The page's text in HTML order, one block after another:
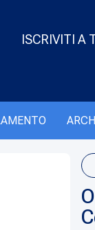
ISCRIVITI A